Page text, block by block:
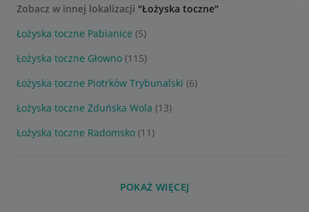
Zobacz w innej lokalizacji "Łożyska toczne"
Łożyska toczne Pabianice (5)
Łożyska toczne Głowno (115)
Łożyska toczne Piotrków Trybunalski (6)
Łożyska toczne Zduńska Wola (13)
Łożyska toczne Radomsko (11)
POKAŻ WIĘCEJ